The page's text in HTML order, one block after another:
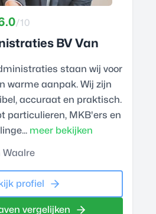
/10
BV Van
staan wij voor
warme aanpak. Wij zijn
accuraat en praktisch.
particulieren, MKB'ers en
meer bekijken
Waalre
profiel
vergelijken